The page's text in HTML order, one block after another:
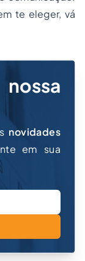
te eleger, vá
novidades
em sua